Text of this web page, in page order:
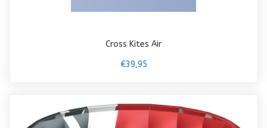
Cross Kites Air
€39,95